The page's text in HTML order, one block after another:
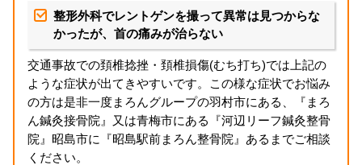
整形外科でレントゲンを撮って異常は見つからな
かったが、首の痛みが治らない
交通事故での頚椎捻挫・頚椎損傷(むち打ち)では上記の
ような症状が出てきやすいです。この様な症状でお悩み
の方は是非一度まろんグループの羽村市にある、『まろ
ん鍼灸接骨院』又は青梅市にある『河辺リーフ鍼灸整骨
院』昭島市に『昭島駅前まろん整骨院』あるまでご相談
ください。